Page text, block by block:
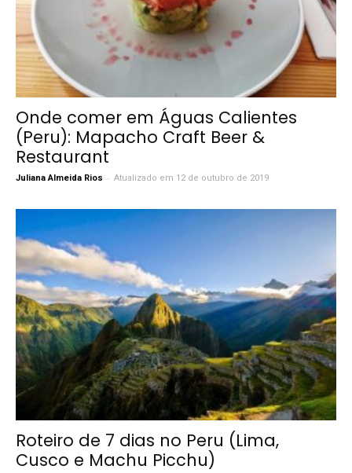
Onde comer em Águas Calientes
(Peru): Mapacho Craft Beer &
Restaurant
Juliana Almeida Rios - Atualizado em 12 de outubro de 2019
Roteiro de 7 dias no Peru (Lima,
Cusco e Machu Picchu)